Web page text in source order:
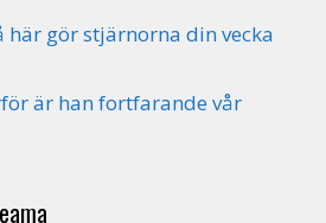
här gör stjärnorna din vecka
är han fortfarande vår